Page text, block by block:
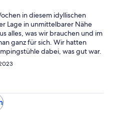
in diesem idyllischen
Lage in unmittelbarer Nähe
alles, was wir brauchen und im
ganz für sich. Wir hatten
dabei, was gut war.
zu hören und in anderen
störend. Der Darß ist